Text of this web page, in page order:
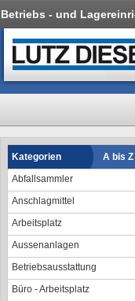
Betriebs - und
Kategorien
A bis Z
Abfallsammler
Anschlagmittel
Arbeitsplatz
Aussenanlagen
Betriebsausstattung
Büro - Arbeitsplatz